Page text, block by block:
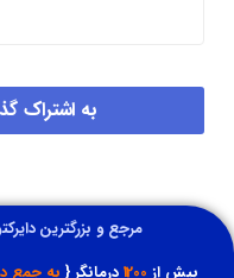
به اشتراک
مرجع و بزرگترین
بیش از 1200 درمانگر { به جمع